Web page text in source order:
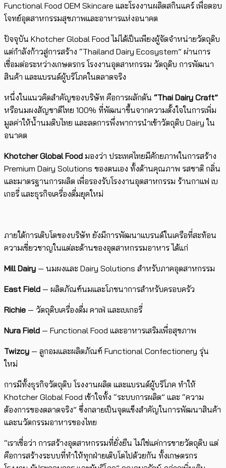
Functional Food OEM Skincare และโรงงานผลิตสกินแคร์ เพื่อตอบ
โจทย์อุตสาหกรรมสุขภาพและอาหารแห่งอนาคต
ปัจจุบัน Khotcher Global Food ไม่ได้เป็นเพียงผู้จัดจำหน่ายวัตถุดิบ
แต่กำลังก้าวสู่การสร้าง “Thailand Dairy Ecosystem” ผ่านการ
เชื่อมต่อระหว่างเกษตรกร โรงงานอุตสาหกรรม วัตถุดิบ การพัฒนา
สินค้า และแบรนด์ผู้บริโภคในตลาดจริง
หนึ่งในแนวคิดสำคัญของบริษัท คือการผลักดัน “Thai Dairy Craft”
หรือนมผงสัญชาติไทย 100% ที่พัฒนาขึ้นจากความตั้งใจในการเพิ่ม
มูลค่าให้น้ำนมดิบไทย และลดการพึ่งพาการนำเข้าวัตถุดิบ Dairy ใน
อนาคต
Khotcher Global Food มองว่า ประเทศไทยมีศักยภาพในการสร้าง
Premium Dairy Solutions ของตนเอง ทั้งด้านคุณภาพ รสชาติ กลิ่น
และมาตรฐานการผลิต เพื่อรองรับโรงงานอุตสาหกรรม ร้านกาแฟ เบ
เกอรี่ และธุรกิจเครื่องดื่มยุคใหม่
ภายใต้การเติบโตของบริษัท ยังมีการพัฒนาแบรนด์ในเครือที่สะท้อน
ความเชี่ยวชาญในแต่ละด้านของอุตสาหกรรมอาหาร ได้แก่
Mill Dairy — นมผงและ Dairy Solutions สำหรับภาคอุตสาหกรรม
East Field — ผลิตภัณฑ์นมและโภชนาการสำหรับครอบครัว
Richie — วัตถุดิบเครื่องดื่ม คาเฟ่ และเบเกอรี่
Nura Field — Functional Food และอาหารเสริมเพื่อสุขภาพ
Twizcy — ลูกอมและผลิตภัณฑ์ Functional Confectionery รุ่น
ใหม่
การมีทั้งธุรกิจวัตถุดิบ โรงงานผลิต และแบรนด์ผู้บริโภค ทำให้
Khotcher Global Food เข้าใจทั้ง “ระบบการผลิต” และ “ความ
ต้องการของตลาดจริง” ซึ่งกลายเป็นจุดแข็งสำคัญในการพัฒนาสินค้า
และนวัตกรรมอาหารของไทย
“เราเชื่อว่า การสร้างอุตสาหกรรมที่ยั่งยืน ไม่ใช่แค่การขายวัตถุดิบ แต่
คือการสร้างระบบที่ทำให้ทุกฝ่ายเติบโตไปด้วยกัน ทั้งเกษตรกร